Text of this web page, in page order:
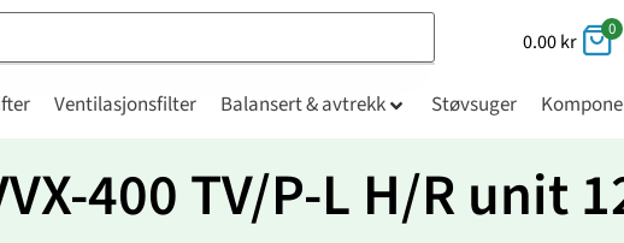
0.00kr
0
Ventilasjonsfilter Balansert & avtrekk Støvsuger
400 TV/P-L H/R unit